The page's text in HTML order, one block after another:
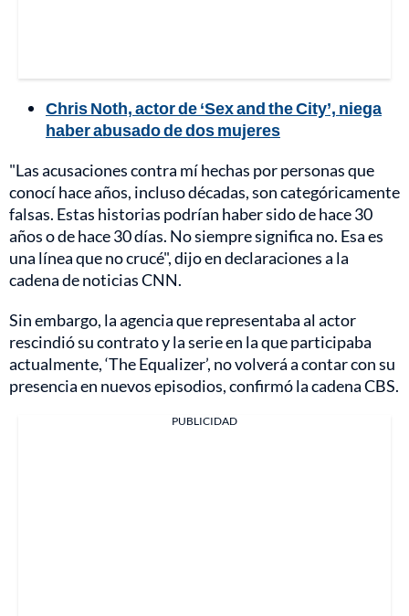
Chris Noth, actor de ‘Sex and the City’, niega
haber abusado de dos mujeres
"Las acusaciones contra mí hechas por personas que
conocí hace años, incluso décadas, son categóricamente
falsas. Estas historias podrían haber sido de hace 30
años o de hace 30 días. No siempre significa no. Esa es
una línea que no crucé", dijo en declaraciones a la
cadena de noticias CNN.
Sin embargo, la agencia que representaba al actor
rescindió su contrato y la serie en la que participaba
actualmente, ‘The Equalizer’, no volverá a contar con su
presencia en nuevos episodios, confirmó la cadena CBS.
PUBLICIDAD